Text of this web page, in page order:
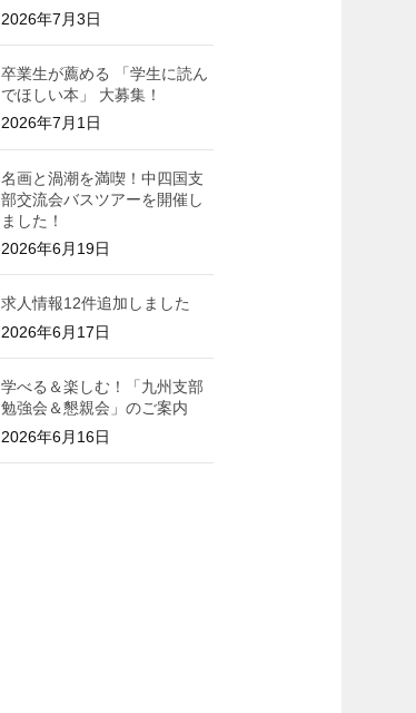
2026年7月3日
卒業生が薦める 「学生に読ん
でほしい本」 大募集！
2026年7月1日
名画と渦潮を満喫！中四国支
部交流会バスツアーを開催し
ました！
2026年6月19日
求人情報12件追加しました
2026年6月17日
学べる＆楽しむ！「九州支部
勉強会＆懇親会」のご案内
2026年6月16日